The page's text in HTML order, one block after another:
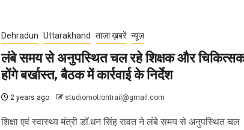
Dehradun Uttarakhand ताज़ा ख़बरें न्यूज़
लंबे समय से अनुपस्थित चल रहे शिक्षक और
होंगे बर्खास्त, बैठक में कार्रवाई के निर्देश
2 years ago studiomotiontrail@gmail.com
शिक्षा एवं स्वास्थ्य मंत्री डाॅ.धन सिंह रावत ने लंबे समय से अनुपस्थित चल